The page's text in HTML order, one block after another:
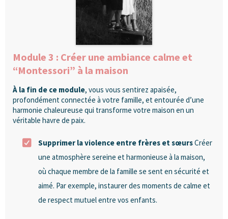
Module 3 : Créer une ambiance calme et
“Montessori” à la maison
À la fin de ce module, vous vous sentirez apaisée,
profondément connectée à votre famille, et entourée d’une
harmonie chaleureuse qui transforme votre maison en un
véritable havre de paix.
Supprimer la violence entre frères et sœursCréer
une atmosphère sereine et harmonieuse à la maison,
où chaque membre de la famille se sent en sécurité et
aimé. Par exemple, instaurer des moments de calme et
de respect mutuel entre vos enfants.